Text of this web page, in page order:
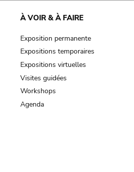
À VOIR & À FAIRE
Exposition permanente
Expositions temporaires
Expositions virtuelles
Visites guidées
Workshops
Agenda